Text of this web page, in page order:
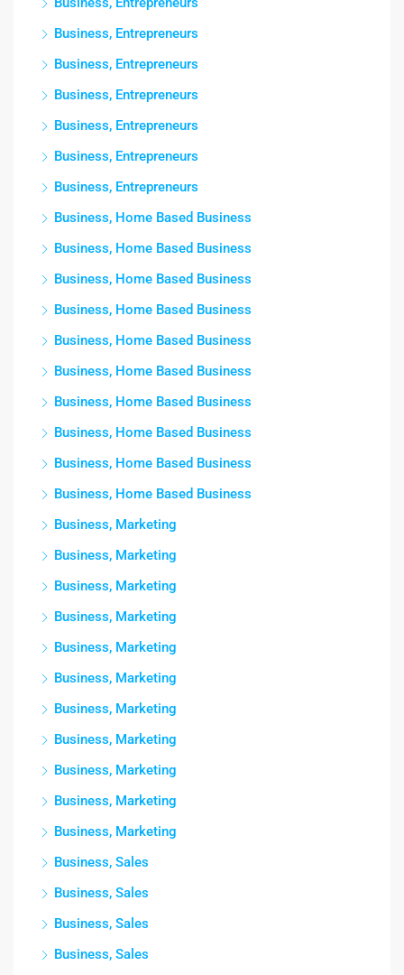
Business, Entrepreneurs
Business, Entrepreneurs
Business, Entrepreneurs
Business, Entrepreneurs
Business, Entrepreneurs
Business, Entrepreneurs
Business, Home Based Business
Business, Home Based Business
Business, Home Based Business
Business, Home Based Business
Business, Home Based Business
Business, Home Based Business
Business, Home Based Business
Business, Home Based Business
Business, Home Based Business
Business, Home Based Business
Business, Marketing
Business, Marketing
Business, Marketing
Business, Marketing
Business, Marketing
Business, Marketing
Business, Marketing
Business, Marketing
Business, Marketing
Business, Marketing
Business, Marketing
Business, Sales
Business, Sales
Business, Sales
Business, Sales